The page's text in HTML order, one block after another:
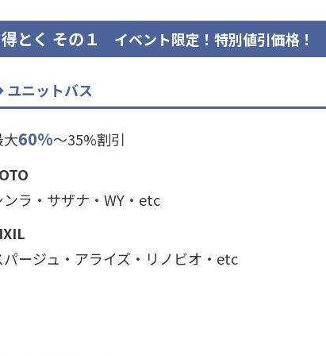
得とく その１ イベント限定！特別値引価格！
ユニットバス
60%～35%割引
ンラ・サザナ・WY・etc
パージュ・アライズ・リノビオ・etc